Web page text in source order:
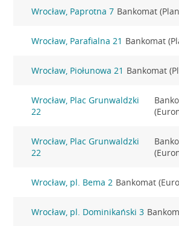
Wrocław, Paprotna 7 Bankomat
Wrocław, Parafialna 21 Bankomat
Wrocław, Piołunowa 21 Bankomat
Wrocław, Plac Grunwaldzki
22
Wrocław, Plac Grunwaldzki
22
Wrocław, pl. Bema 2 Bankomat
Wrocław, pl. Dominikański 3